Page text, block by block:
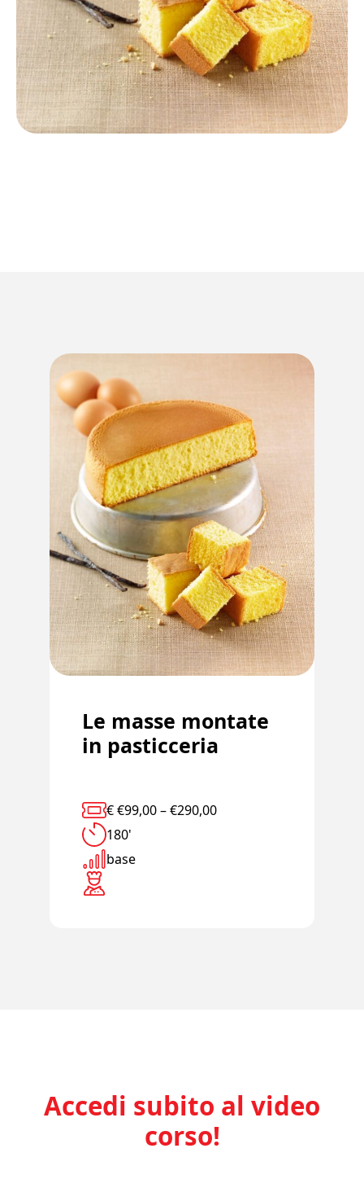
Le masse montate
in pasticceria
€€99,00–€290,00
180'
base
Accedi subito al video
corso!